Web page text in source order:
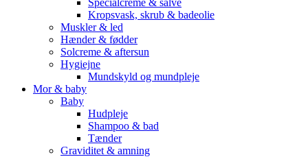
Specialcreme & salve
Kropsvask, skrub & badeolie
Muskler & led
Hænder & fødder
Solcreme & aftersun
Hygiejne
Mundskyld og mundpleje
Mor & baby
Baby
Hudpleje
Shampoo & bad
Tænder
Graviditet & amning